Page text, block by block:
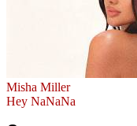
Misha Miller
Hey NaNaNa